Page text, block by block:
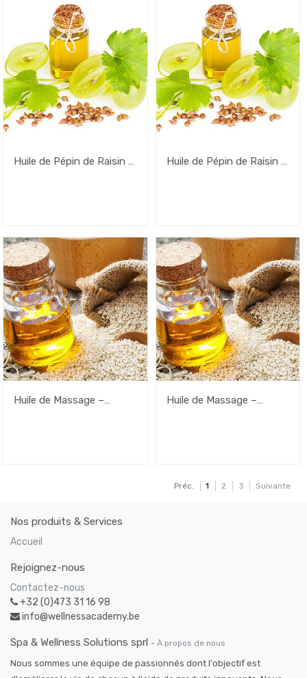
Huile de Pépin de Raisin –
Huile de Pépin de Raisin –
Huile de Massage –
Huile de Massage –
Préc. 1 2 3 Suivante
Nos produits & Services
Accueil
Rejoignez-nous
Contactez-nous
+32 (0)473 31 16 98
info@wellnessacademy.be
Spa & Wellness Solutions sprl - À propos de nous
Nous sommes une équipe de passionnés dont l'objectif est